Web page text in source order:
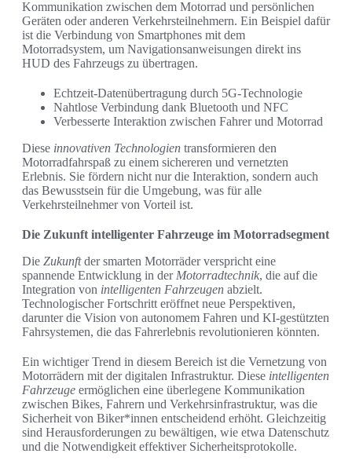
Kommunikation zwischen dem Motorrad und persönlichen
Geräten oder anderen Verkehrsteilnehmern. Ein Beispiel dafür
ist die Verbindung von Smartphones mit dem
Motorradsystem, um Navigationsanweisungen direkt ins
HUD des Fahrzeugs zu übertragen.
Echtzeit-Datenübertragung durch 5G-Technologie
Nahtlose Verbindung dank Bluetooth und NFC
Verbesserte Interaktion zwischen Fahrer und Motorrad
Diese innovativen Technologien transformieren den
Motorradfahrspaß zu einem sichereren und vernetzten
Erlebnis. Sie fördern nicht nur die Interaktion, sondern auch
das Bewusstsein für die Umgebung, was für alle
Verkehrsteilnehmer von Vorteil ist.
Die Zukunft intelligenter Fahrzeuge im Motorradsegment
Die Zukunftder smarten Motorräder verspricht eine
spannende Entwicklung in der Motorradtechnik, die auf die
Integration von intelligenten Fahrzeugen abzielt.
Technologischer Fortschritt eröffnet neue Perspektiven,
darunter die Vision von autonomem Fahren und KI-gestützten
Fahrsystemen, die das Fahrerlebnis revolutionieren könnten.
Ein wichtiger Trend in diesem Bereich ist die Vernetzung von
Motorrädern mit der digitalen Infrastruktur. Diese intelligenten
Fahrzeuge ermöglichen eine überlegene Kommunikation
zwischen Bikes, Fahrern und Verkehrsinfrastruktur, was die
Sicherheit von Biker*innen entscheidend erhöht. Gleichzeitig
sind Herausforderungen zu bewältigen, wie etwa Datenschutz
und die Notwendigkeit effektiver Sicherheitsprotokolle.